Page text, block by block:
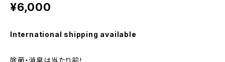
¥6,000
International shipping available
除菌・消臭は当たり前！